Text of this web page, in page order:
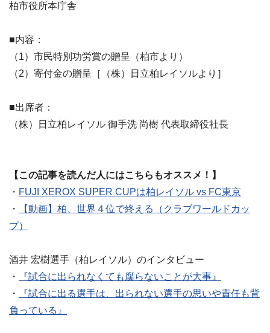
柏市役所本庁舎
■内容：
（1）市民特別功労賞の贈呈（柏市より）
（2）寄付金の贈呈［（株）日立柏レイソルより］
■出席者：
（株）日立柏レイソル 御手洗 尚樹 代表取締役社長
【この記事を読んだ人にはこちらもオススメ！】
・ FUJI XEROX SUPER CUPは柏レイソル vs FC東京
・
【動画】柏、世界４位で終える（クラブワールドカッ
プ）
酒井 宏樹選手（柏レイソル）のインタビュー
・
『試合に出られなくても腐らないことが大事』
・
『試合に出る選手は、出られない選手の思いや責任も背
負っている』